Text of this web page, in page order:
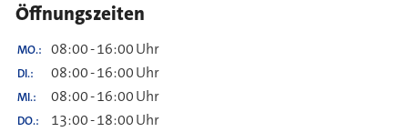
Öffnungszeiten
MO. 08:00-16:00Uhr
DI. 08:00-16:00Uhr
MI. 08:00-16:00Uhr
DO. 13:00-18:00Uhr